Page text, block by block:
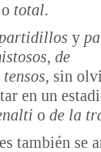
o total.
partidillos y
, de
tensos, sin
en un
o de la
también se